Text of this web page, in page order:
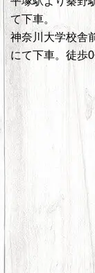
て下車。
神奈川大学校舎
にて下車。徒歩0